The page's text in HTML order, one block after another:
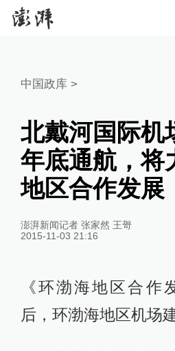
中国政库 >
北戴河国际机
年底通航，将
地区合作发展
澎湃新闻记者 张家然 王哿
2015-11-03 21:16
《环渤海地区合作
后，环渤海地区机场